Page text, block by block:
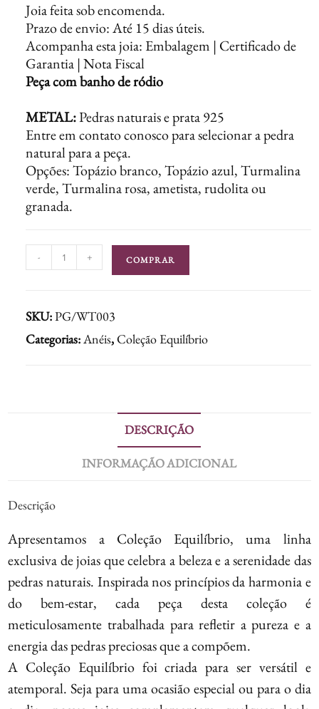
Joia feita sob encomenda.
Prazo de envio: Até 15 dias úteis.
Acompanha esta joia: Embalagem | Certificado de
Garantia | Nota Fiscal
Peça com banho de ródio
METAL:Pedras naturais e prata 925
Entre em contato conosco para selecionar a pedra
natural para a peça.
Opções: Topázio branco, Topázio azul, Turmalina
verde, Turmalina rosa, ametista, rudolita ou
granada.
- + COMPRAR
SKU:PG/WT003
Categorias:Anéis,Coleção Equilíbrio
DESCRIÇÃO
INFORMAÇÃO ADICIONAL
Descrição
Apresentamos a Coleção Equilíbrio, uma linha
exclusiva de joias que celebra a beleza e a serenidade das
pedras naturais. Inspirada nos princípios da harmonia e
do bem-estar, cada peça desta coleção é
meticulosamente trabalhada para refletir a pureza e a
energia das pedras preciosas que a compõem.
A Coleção Equilíbrio foi criada para ser versátil e
atemporal. Seja para uma ocasião especial ou para o dia